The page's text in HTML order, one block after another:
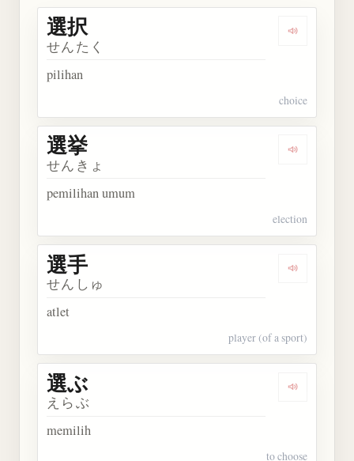
Dengarkan
選択
せんたく
pilihan
choice
Dengarkan
選挙
せんきょ
pemilihan umum
election
Dengarkan
選手
せんしゅ
atlet
player (of a sport)
Dengarkan
選ぶ
えらぶ
memilih
to choose